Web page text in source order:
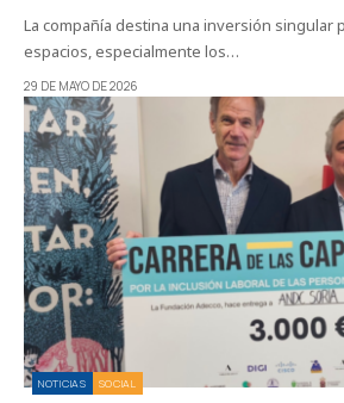
La compañía destina una inversión singular
espacios, especialmente los…
29 DE MAYO DE 2026
NOTICIAS SOCIAL